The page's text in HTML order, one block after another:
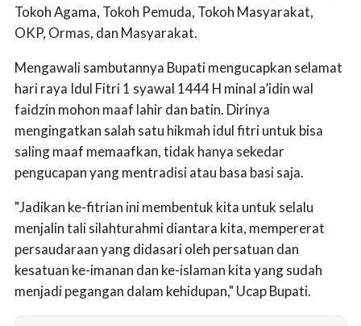
Tokoh Agama, Tokoh Pemuda, Tokoh Masyarakat,
OKP, Ormas, dan Masyarakat.
Mengawali sambutannya Bupati mengucapkan selamat
hari raya Idul Fitri 1 syawal 1444 H minal a’idin wal
faidzin mohon maaf lahir dan batin. Dirinya
mengingatkan salah satu hikmah idul fitri untuk bisa
saling maaf memaafkan, tidak hanya sekedar
pengucapan yang mentradisi atau basa basi saja.
"Jadikan ke-fitrian ini membentuk kita untuk selalu
menjalin tali silahturahmi diantara kita, mempererat
persaudaraan yang didasari oleh persatuan dan
kesatuan ke-imanan dan ke-islaman kita yang sudah
menjadi pegangan dalam kehidupan," Ucap Bupati.